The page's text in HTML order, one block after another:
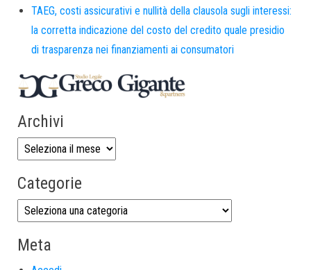
TAEG, costi assicurativi e nullità della clausola sugli interessi:
la corretta indicazione del costo del credito quale presidio
di trasparenza nei finanziamenti ai consumatori
Archivi
Categorie
Meta